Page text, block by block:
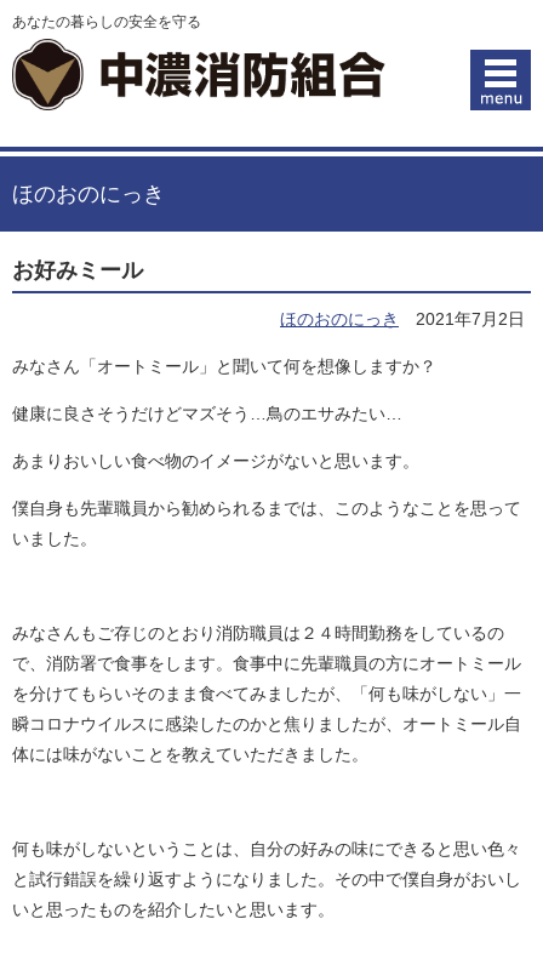
あなたの暮らしの安全を守る
ほのおのにっき
お好みミール
ほのおのにっき 2021年7月2日
みなさん「オートミール」と聞いて何を想像しますか？
健康に良さそうだけどマズそう…鳥のエサみたい…
あまりおいしい食べ物のイメージがないと思います。
僕自身も先輩職員から勧められるまでは、このようなことを思って
いました。
みなさんもご存じのとおり消防職員は２４時間勤務をしているの
で、消防署で食事をします。食事中に先輩職員の方にオートミール
を分けてもらいそのまま食べてみましたが、「何も味がしない」一
瞬コロナウイルスに感染したのかと焦りましたが、オートミール自
体には味がないことを教えていただきました。
何も味がしないということは、自分の好みの味にできると思い色々
と試行錯誤を繰り返すようになりました。その中で僕自身がおいし
いと思ったものを紹介したいと思います。